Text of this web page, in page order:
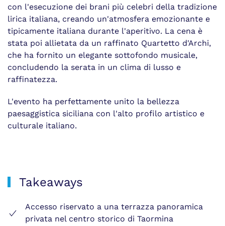
con l'esecuzione dei brani più celebri della tradizione
lirica italiana, creando un'atmosfera emozionante e
tipicamente italiana durante l'aperitivo. La cena è
stata poi allietata da un raffinato Quartetto d'Archi,
che ha fornito un elegante sottofondo musicale,
concludendo la serata in un clima di lusso e
raffinatezza.
L'evento ha perfettamente unito la bellezza
paesaggistica siciliana con l'alto profilo artistico e
culturale italiano.
Takeaways
Accesso riservato a una terrazza panoramica
privata nel centro storico di Taormina